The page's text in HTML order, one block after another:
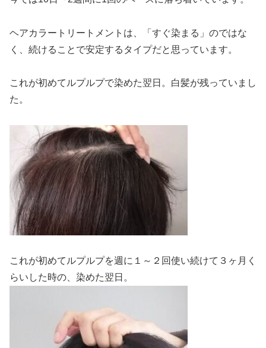
ヘアカラートリートメントは、「すぐ染まる」のではな
く、続けることで安定するタイプだと思っています。
これが初めてルプルプで染めた翌日。白髪が残っていまし
た。
これが初めてルプルプを週に１～２回使い続けて３ヶ月く
らいした時の、染めた翌日。